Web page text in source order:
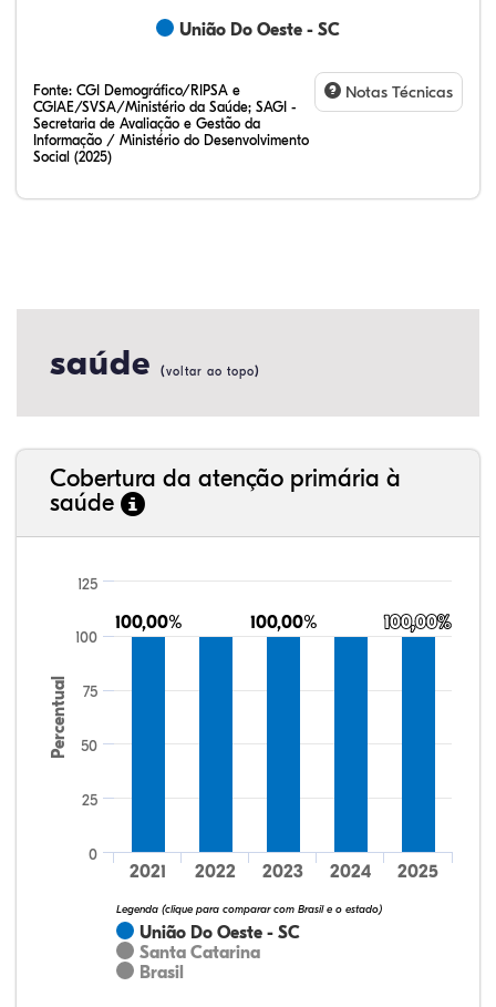
União Do Oeste - SC
Fonte: CGI Demográfico/RIPSA e
CGIAE/SVSA/Ministério da Saúde; SAGI -
Secretaria de Avaliação e Gestão da
Informação / Ministério do Desenvolvimento
Social (2025)
Notas Técnicas
saúde (voltar ao topo)
Cobertura da atenção primária à
saúde
Percentual
100,00%
100,00% 100,00%
100,00% 100,00%
100,00%
União Do Oeste - SC
Santa Catarina
Brasil
Legenda (clique para comparar com Brasil e o estado)
2021 2022 2023 2024 2025
0
25
50
75
100
125
72,73%
11,36%
0,00%
11,36%
4,55%
0,00%
32,28%
12,07%
0,23%
51,73%
2,94%
0,75%